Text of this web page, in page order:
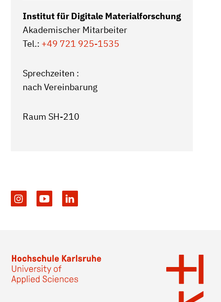
Institut für Digitale Materialforschung
Akademischer Mitarbeiter
Tel.: +49 721 925-1535
Sprechzeiten :
nach Vereinbarung
Raum SH-210